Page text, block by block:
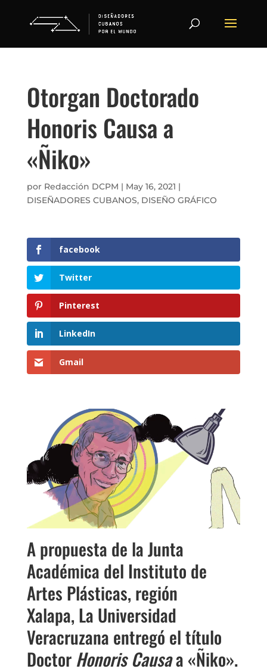
Otorgan Doctorado
Honoris Causa a
«Ñiko»
por Redacción DCPM | May 16, 2021 |
DISEÑADORES CUBANOS, DISEÑO GRÁFICO
facebook
Twitter
Pinterest
LinkedIn
Gmail
A propuesta de la Junta
Académica del Instituto de
Artes Plásticas, región
Xalapa, La Universidad
Veracruzana entregó el título
Doctor Honoris Causaa «Ñiko».